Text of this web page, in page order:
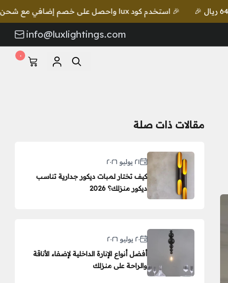
🎉 استخدم كود lux واحصل على خصم إضافي مع شحن مجاني للطلبات بقيمة 649 ريال 🎉
info@luxlightings.com
٠
مقالات ذات صلة
٢١ يوليو ٢٠٢٦
كيف تختار لمبات ديكور جدارية تناسب
ديكور منزلك؟ 2026
٢٠ يوليو ٢٠٢٦
أفضل أنواع الإنارة الداخلية لإضفاء الأناقة
والراحة على منزلك